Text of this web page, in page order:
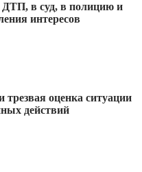
в суд, в полицию и
интересов
оценка ситуации
действий